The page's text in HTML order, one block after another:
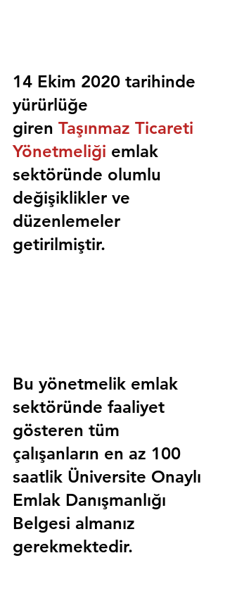
14 Ekim 2020 tarihinde
yürürlüğe
giren Taşınmaz Ticareti
Yönetmeliği emlak
sektöründe olumlu
değişiklikler ve
düzenlemeler
getirilmiştir.
Bu yönetmelik emlak
sektöründe faaliyet
gösteren tüm
çalışanların en az 100
saatlik Üniversite Onaylı
Emlak Danışmanlığı
Belgesi almanız
gerekmektedir.